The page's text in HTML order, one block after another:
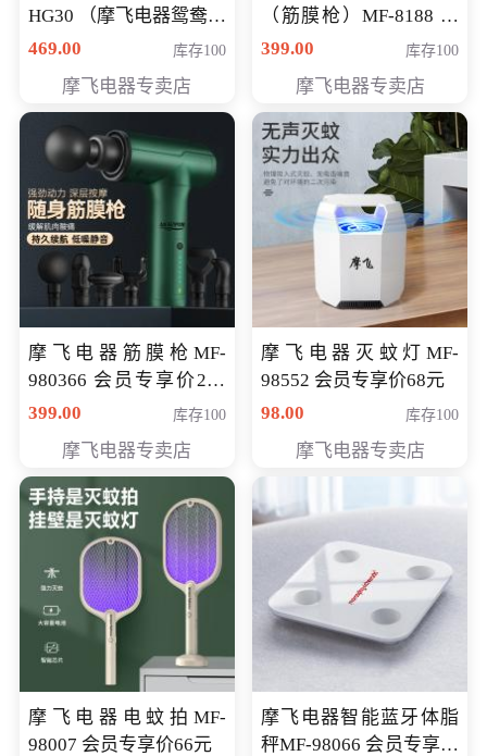
HG30 （摩飞电器鸳鸯锅
MF-HG30 ） 会员专享价
469.00 库存100
摩飞电器专卖店
（筋膜枪）MF-8188 会
员专享价268元
399.00 库存100
摩飞电器专卖店
摩飞电器筋膜枪MF-
980366 会员专享价299
元
399.00 库存100
摩飞电器专卖店
摩飞电器灭蚊灯MF-
98552 会员专享价68元
98.00
库存100
摩飞电器专卖店
摩飞电器电蚊拍MF-
98007 会员专享价66元
摩飞电器智能蓝牙体脂
秤MF-98066 会员专享价